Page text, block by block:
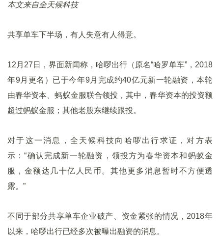
本文来自全天候科技
共享单车下半场，有人失意有人得意。
12月27日，界面新闻称，哈啰出行（原名“哈罗单车”，2018
年9月更名）已于今年9月完成约40亿元新一轮融资，本轮
由春华资本、蚂蚁金服联合领投，其中，春华资本的投资额
超过蚂蚁金服；其他老股东继续跟投。
对于这一消息，全天候科技向哈啰出行求证，对方表
示：“确认完成新一轮融资，领投方为春华资本和蚂蚁金
服，金额达几十亿人民币。其他更多消息暂时不方便透
露。”
不同于部分共享单车企业破产、资金紧张的情况，2018年
以来，哈啰出行已经多次被曝出融资的消息。